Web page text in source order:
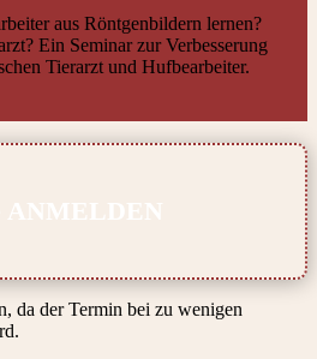
aus Röntgenbildern lernen?
Ein Seminar zur Verbesserung
Tierarzt und Hufbearbeiter.
ANMELDEN
da der Termin bei zu wenigen